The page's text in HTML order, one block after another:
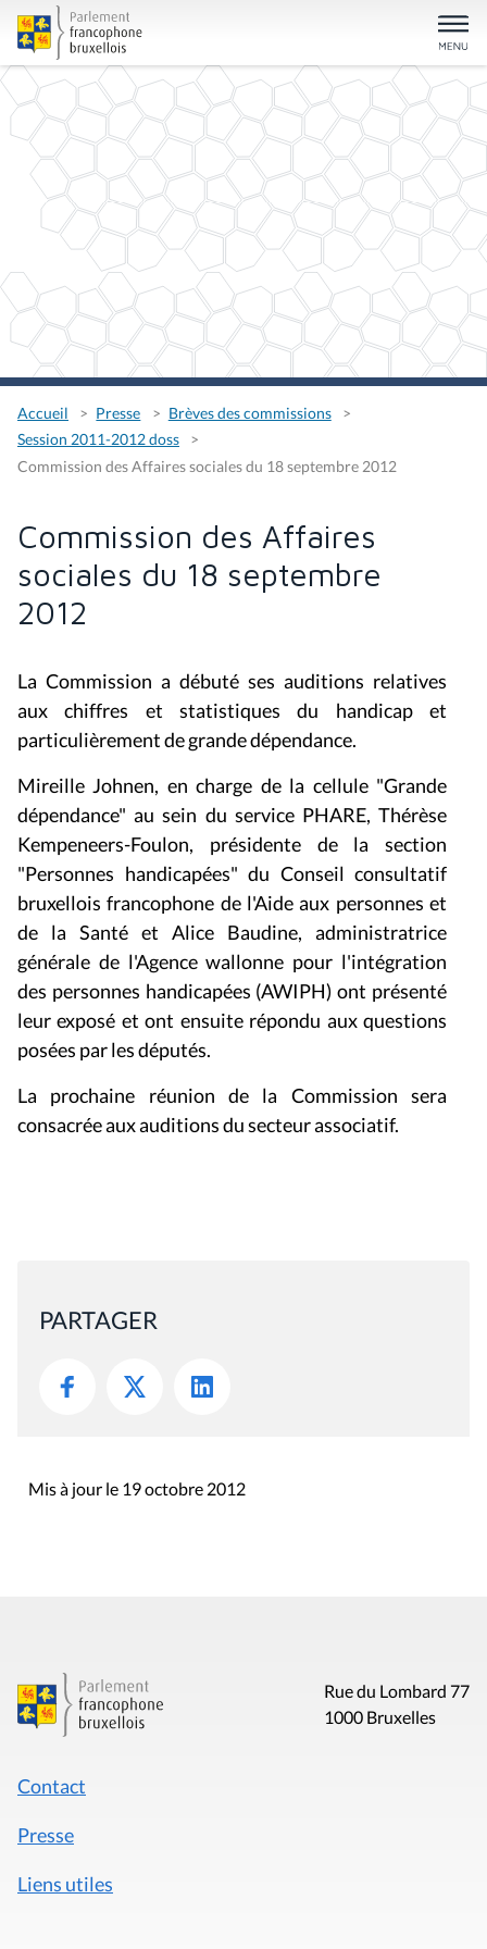
Accueil Presse
Brèves des commissions
Session 2011-2012 doss
Commission des Affaires sociales du 18 septembre 2012
Commission des Affaires
sociales du 18 septembre
2012
La Commission a débuté ses auditions relatives
aux chiffres et statistiques du handicap et
particulièrement de grande dépendance.
Mireille Johnen, en charge de la cellule "Grande
dépendance" au sein du service PHARE, Thérèse
Kempeneers-Foulon, présidente de la section
"Personnes handicapées" du Conseil consultatif
bruxellois francophone de l'Aide aux personnes et
de la Santé et Alice Baudine, administratrice
générale de l'Agence wallonne pour l'intégration
des personnes handicapées (AWIPH) ont présenté
leur exposé et ont ensuite répondu aux questions
posées par les députés.
La prochaine réunion de la Commission sera
consacrée aux auditions du secteur associatif.
PARTAGER
Mis à jour le 19 octobre 2012
Rue du Lombard 77
1000 Bruxelles
Contact
Presse
Liens utiles